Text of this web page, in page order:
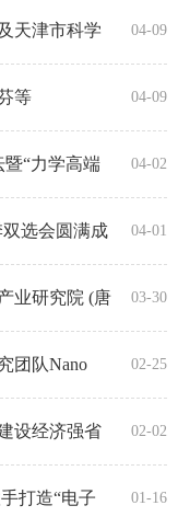
天津市科学
04-09
等
04-09
“力学高端
04-02
双选会圆满成
04-01
业研究院 (唐
03-30
团队Nano
02-25
设经济强省
02-02
打造“电子
01-16